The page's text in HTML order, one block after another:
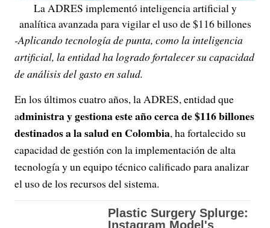
La ADRES implementó inteligencia artificial y
analítica avanzada para vigilar el uso de $116 billones
-Aplicando tecnología de punta, como la inteligencia
artificial, la entidad ha logrado fortalecer su capacidad
de análisis del gasto en salud.
En los últimos cuatro años, la ADRES, entidad que
administra y gestiona este año cerca de $116 billones
destinados a la salud en Colombia, ha fortalecido su
capacidad de gestión con la implementación de alta
tecnología y un equipo técnico calificado para analizar
el uso de los recursos del sistema.